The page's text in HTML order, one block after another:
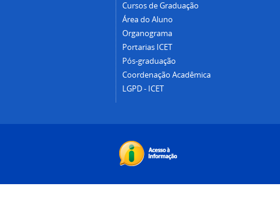
Cursos de Graduação
Área do Aluno
Organograma
Portarias ICET
Pós-graduação
Coordenação Acadêmica
LGPD - ICET